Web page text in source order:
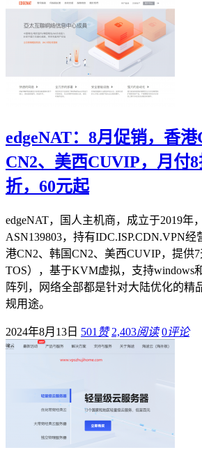
edgeNAT：8月促销，香港
CN2、美西CUVIP，月付
折，60元起
edgeNAT，国人主机商，成立于2019年
ASN139803，持有IDC.ISP.CDN.VPN经
港CN2、韩国CN2、美西CUVIP，提供
TOS），基于KVM虚拟，支持windows
阵列，网络全部都是针对大陆优化的精
规用途。
2024年8月13日 501 赞 2,403阅读 0评论